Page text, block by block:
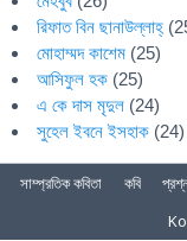
রিফাত বিন ছানাউল্লাহ্
মোহাম্মদ কাশেম (25)
আসিফুল হক (25)
এ কে দাস মৃদুল (24)
সুহেল ইবনে ইসহাক (24)
সাম্প্রতিক কবিতা কবি